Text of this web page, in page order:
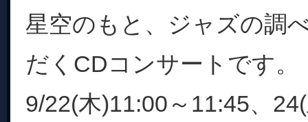
星空のもと、ジャズの調
だくCDコンサートです。
9/22(木)11:00～11:45、